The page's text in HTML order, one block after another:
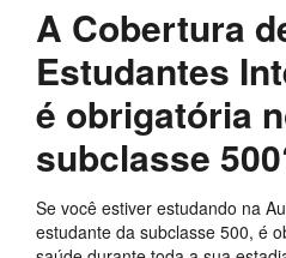
A Cobertura
Estudantes
é obrigatória
subclasse
Se você estiver estudando na
estudante da subclasse 500, é